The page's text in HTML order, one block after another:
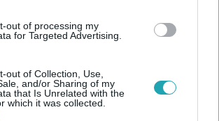
out of processing my
for Targeted Advertising.
out of Collection, Use,
and/or Sharing of my
that Is Unrelated with the
which it was collected.
#RTL